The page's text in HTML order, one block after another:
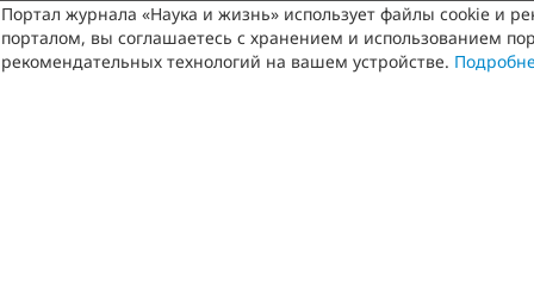
Портал журнала «Наука и жизнь» использует файлы cookie и
порталом, вы соглашаетесь с хранением и использованием
рекомендательных технологий на вашем устройстве.